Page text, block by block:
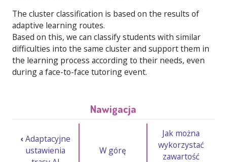
The cluster classification is based on the results of
adaptive learning routes.
Based on this, we can classify students with similar
difficulties into the same cluster and support them in
the learning process according to their needs, even
during a face-to-face tutoring event.
Nawigacja
‹Adaptacyjne
ustawienia
W górę
Jak można
wykorzystać
zawartość